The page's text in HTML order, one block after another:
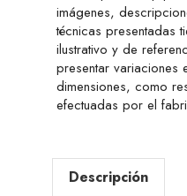
imágenes,
técnicas presentadas
ilustrativo y de
presentar
dimensiones, como
efectuadas por el
Descripción